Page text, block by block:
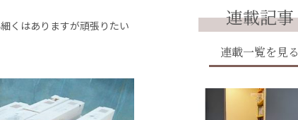
くはありますが頑張りたい
連載記事
連載一覧を見る